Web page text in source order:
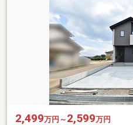
2,499万円～ 2,599万円